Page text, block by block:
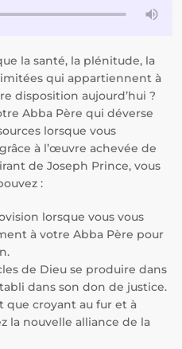
la santé, la plénitude, la
qui appartiennent à
disposition aujourd’hui ?
Abba Père qui déverse
lorsque vous
à l’œuvre achevée de
de Joseph Prince, vous
:
lorsque vous vous
à votre Abba Père pour
de Dieu se produire dans
dans son don de justice.
que croyant au fur et à
la nouvelle alliance de la